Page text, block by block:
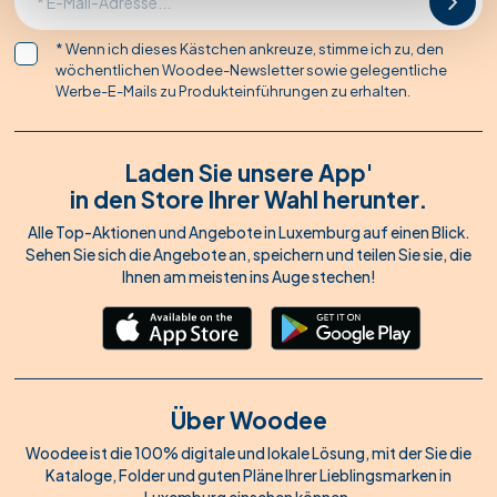
* Wenn ich dieses Kästchen ankreuze, stimme ich zu, den
wöchentlichen Woodee-Newsletter sowie gelegentliche
Werbe-E-Mails zu Produkteinführungen zu erhalten.
Laden Sie unsere App'
in den Store Ihrer Wahl herunter.
Alle Top-Aktionen und Angebote in Luxemburg auf einen Blick.
Sehen Sie sich die Angebote an, speichern und teilen Sie sie, die
Ihnen am meisten ins Auge stechen!
Über Woodee
Woodee ist die 100% digitale und lokale Lösung, mit der Sie die
Kataloge, Folder und guten Pläne Ihrer Lieblingsmarken in